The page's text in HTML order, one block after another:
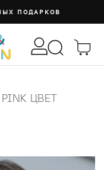
ПОДАРКОВ
ЦВЕТ